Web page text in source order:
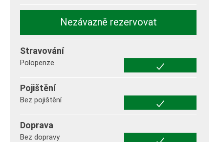
Nezávazně rezervovat
Stravování
Polopenze
Pojištění
Bez pojištění
Doprava
Bez dopravy